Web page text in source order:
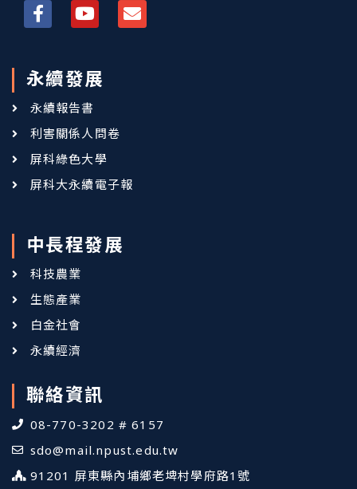
永續發展
永續報告書
利害關係人問卷
屏科綠色大學
屏科大永續電子報
中長程發展
科技農業
生態產業
白金社會
永續經濟
聯絡資訊
08-770-3202 # 6157
sdo@mail.npust.edu.tw
91201 屏東縣內埔鄉老埤村學府路1號